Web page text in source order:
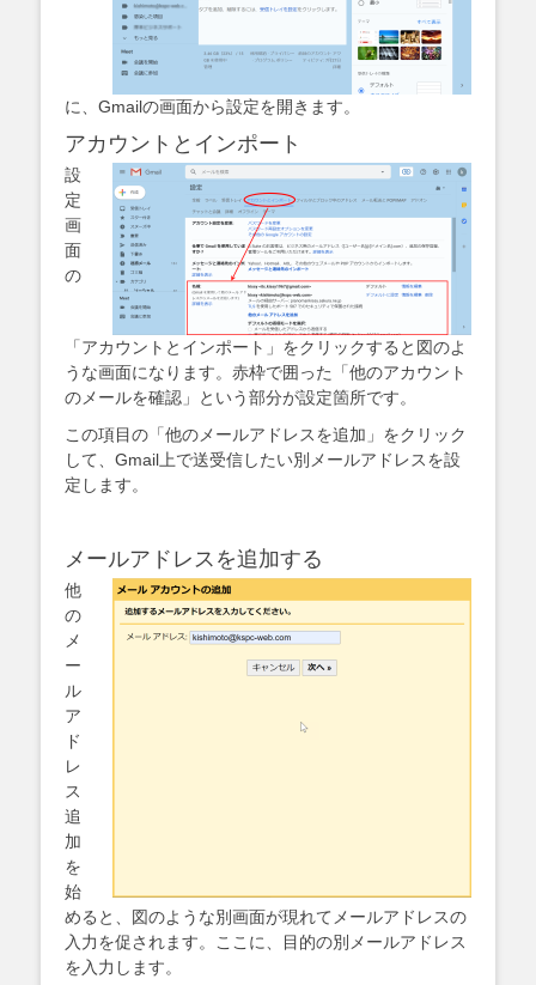
に、Gmailの画面から設定を開きます。
アカウントとインポート
設
定
画
面
の
「アカウントとインポート」をクリックすると図のよ
うな画面になります。赤枠で囲った「他のアカウント
のメールを確認」という部分が設定箇所です。
この項目の「他のメールアドレスを追加」をクリック
して、Gmail上で送受信したい別メールアドレスを設
定します。
メールアドレスを追加する
他
の
メ
ー
ル
ア
ド
レ
ス
追
加
を
始
めると、図のような別画面が現れてメールアドレスの
入力を促されます。ここに、目的の別メールアドレス
を入力します。